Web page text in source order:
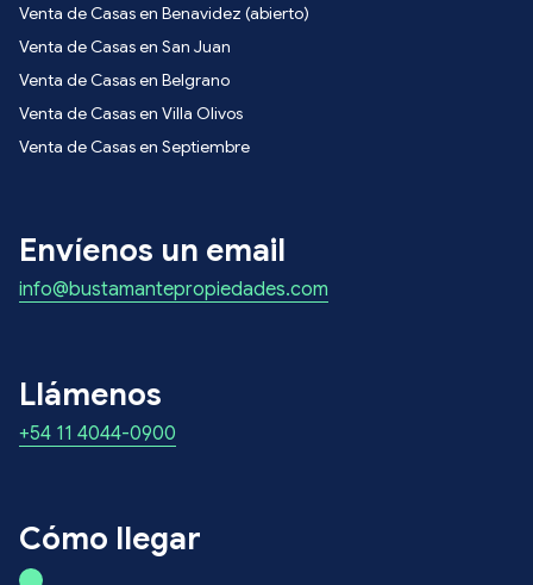
Venta de Casas en Benavidez (abierto)
Venta de Casas en San Juan
Venta de Casas en Belgrano
Venta de Casas en Villa Olivos
Venta de Casas en Septiembre
Envíenos un email
info@bustamantepropiedades.com
Llámenos
+54 11 4044-0900
Cómo llegar